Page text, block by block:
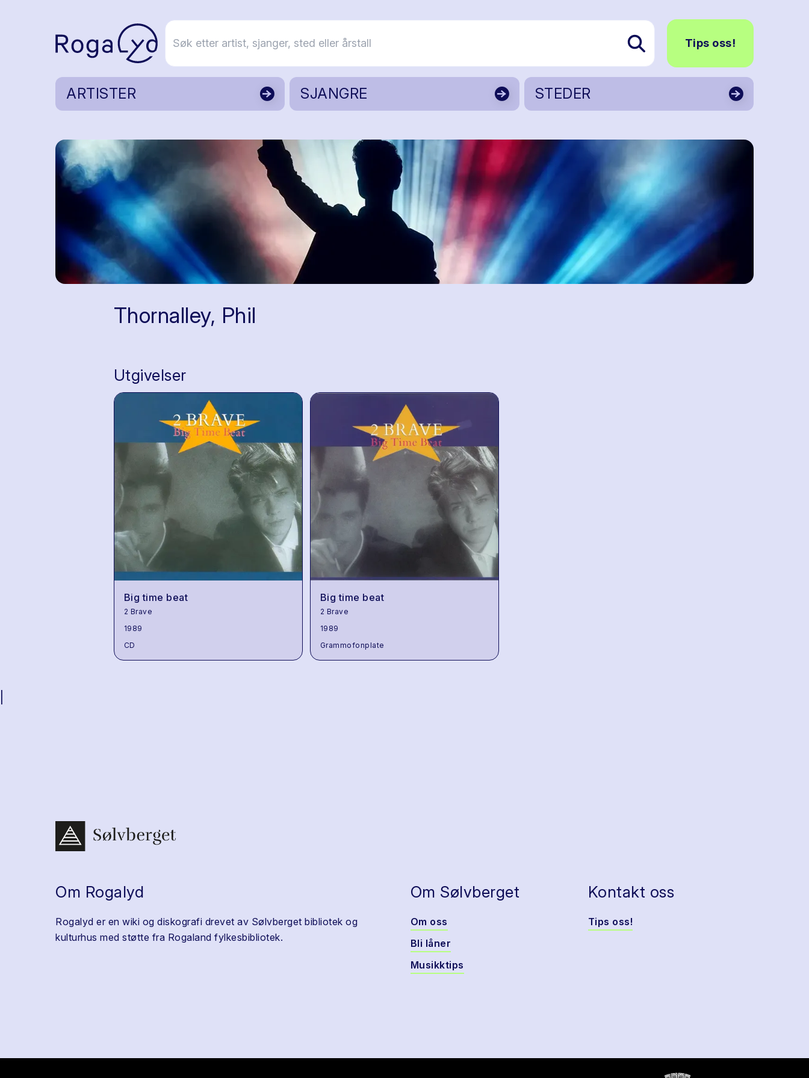
Tips oss!
ARTISTER SJANGRE STEDER
Thornalley, Phil
Utgivelser
Big time beat
2 Brave
1989
CD
Big time beat
2 Brave
1989
Grammofonplate
Om Rogalyd
Rogalyd er en wiki og diskografi drevet av Sølvberget bibliotek og
kulturhus med støtte fra Rogaland fylkesbibliotek.
Om Sølvberget
Om oss
Bli låner
Musikktips
Kontakt oss
Tips oss!